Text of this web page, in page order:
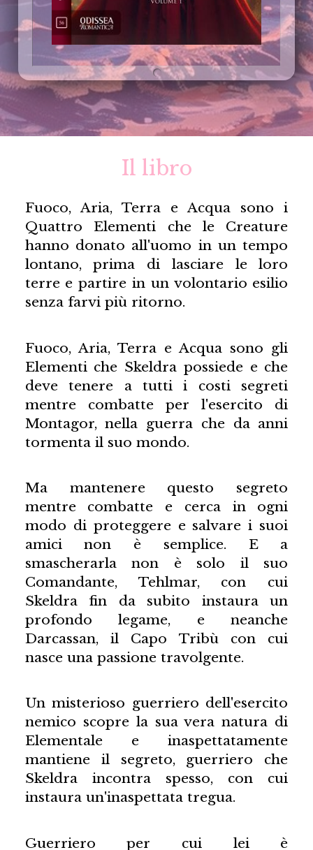
Il libro
Fuoco, Aria, Terra e Acqua sono i
Quattro Elementi che le Creature
hanno donato all'uomo in un tempo
lontano, prima di lasciare le loro
terre e partire in un volontario esilio
senza farvi più ritorno.
Fuoco, Aria, Terra e Acqua sono gli
Elementi che Skeldra possiede e che
deve tenere a tutti i costi segreti
mentre combatte per l'esercito di
Montagor, nella guerra che da anni
tormenta il suo mondo.
Ma mantenere questo segreto
mentre combatte e cerca in ogni
modo di proteggere e salvare i suoi
amici non è semplice. E a
smascherarla non è solo il suo
Comandante, Tehlmar, con cui
Skeldra fin da subito instaura un
profondo legame, e neanche
Darcassan, il Capo Tribù con cui
nasce una passione travolgente.
Un misterioso guerriero dell'esercito
nemico scopre la sua vera natura di
Elementale e inaspettatamente
mantiene il segreto, guerriero che
Skeldra incontra spesso, con cui
instaura un'inaspettata tregua.
Guerriero per cui lei è